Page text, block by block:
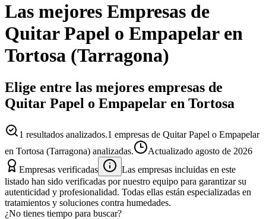
Las mejores Empresas de
Quitar Papel o Empapelaren
Tortosa (Tarragona)
Elige entre las mejores empresas de
Quitar Papel o Empapelar en Tortosa
1 resultados analizados.1 empresas de Quitar Papel o Empapelar
en Tortosa (Tarragona) analizadas.
Actualizado agosto de 2026
Empresas verificadas
Las empresas incluidas en este
listado han sido verificadas por nuestro equipo para garantizar su
autenticidad y profesionalidad. Todas ellas están especializadas en
tratamientos y soluciones contra humedades.
¿No tienes tiempo para buscar?